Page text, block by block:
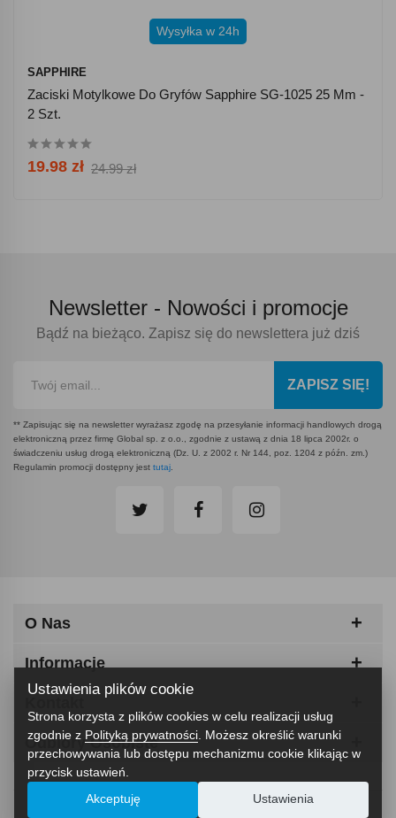
Wysyłka w 24h
SAPPHIRE
Zaciski Motylkowe Do Gryfów Sapphire SG-1025 25 Mm -
2 Szt.
19.98 zł 24.99 zł
Newsletter - Nowości i promocje
Bądź na bieżąco. Zapisz się do newslettera już dziś
ZAPISZ SIĘ!
** Zapisując się na newsletter wyrażasz zgodę na przesyłanie informacji handlowych drogą
elektroniczną przez firmę Global sp. z o.o., zgodnie z ustawą z dnia 18 lipca 2002r. o
świadczeniu usług drogą elektroniczną (Dz. U. z 2002 r. Nr 144, poz. 1204 z późn. zm.)
Regulamin promocji dostępny jest tutaj
O Nas
Informacje
Odbiory Osobiste
Ustawienia plików cookie
Strona korzysta z plików cookies w celu realizacji usług
zgodnie z Polityką prywatności . Możesz określić warunki
przechowywania lub dostępu mechanizmu cookie klikając w
przycisk ustawień.
Akceptuję Ustawienia